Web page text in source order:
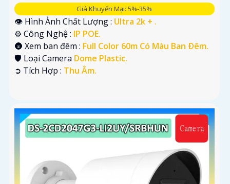
Giá Khuyến Mại: 5%-35%
👁 Hình Ành Chất Lượng : Ultra 2k + .
⚙ Công Nghệ : IP POE.
🌚 Xem ban đêm : Full Color 60m Có Màu Ban Ðêm.
🛡 Loại Camera Dome Plastic.
️➲ Tích Hợp : Thu Âm.